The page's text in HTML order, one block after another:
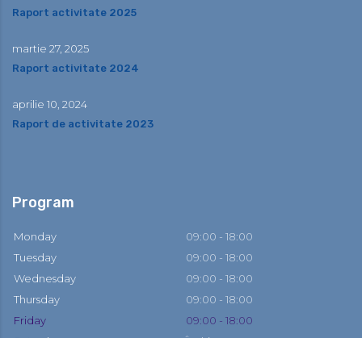
Raport activitate 2025
Raport activitate 2024
martie 27, 2025
Raport de activitate 2023
aprilie 10, 2024
Program
Monday
09:00 - 18:00
Tuesday
09:00 - 18:00
Wednesday
09:00 - 18:00
Thursday
09:00 - 18:00
Friday
09:00 - 18:00